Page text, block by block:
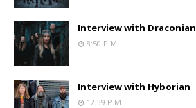
Interview with Draconian
8:50 P.m.
Interview with Hyborian
12:39 P.m.